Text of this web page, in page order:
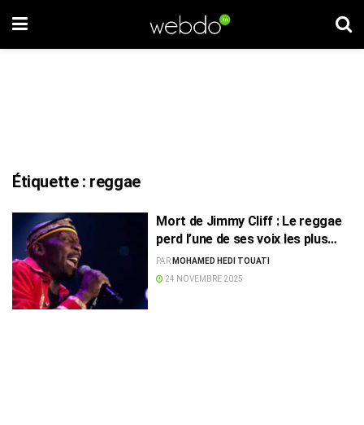
Étiquette : reggae
Mort de Jimmy Cliff : Le reggae
perd l’une de ses voix les plus
lumineuses
PAR MOHAMED HEDI TOUATI
24 NOVEMBRE 2025